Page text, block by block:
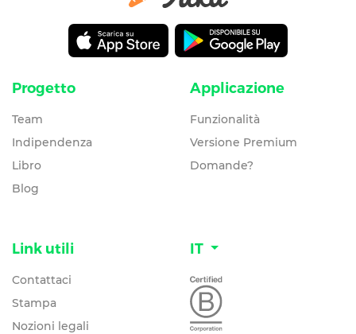
Progetto
Team
Indipendenza
Libro
Blog
Applicazione
Funzionalità
Versione Premium
Domande?
Link utili
Contattaci
Stampa
Nozioni legali
IT